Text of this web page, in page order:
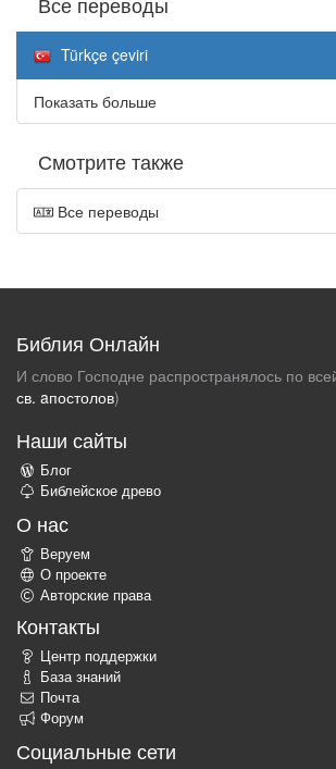
Türkçe çeviri
Показать больше
Смотрите также
Все переводы
Библия Онлайн
И слово Господне распространялось по
св. aпостолов)
Наши сайты
Блог
Библейское древо
О нас
Веруем
О проекте
Авторские права
Контакты
Центр поддержки
База знаний
Почта
Форум
Социальные сети